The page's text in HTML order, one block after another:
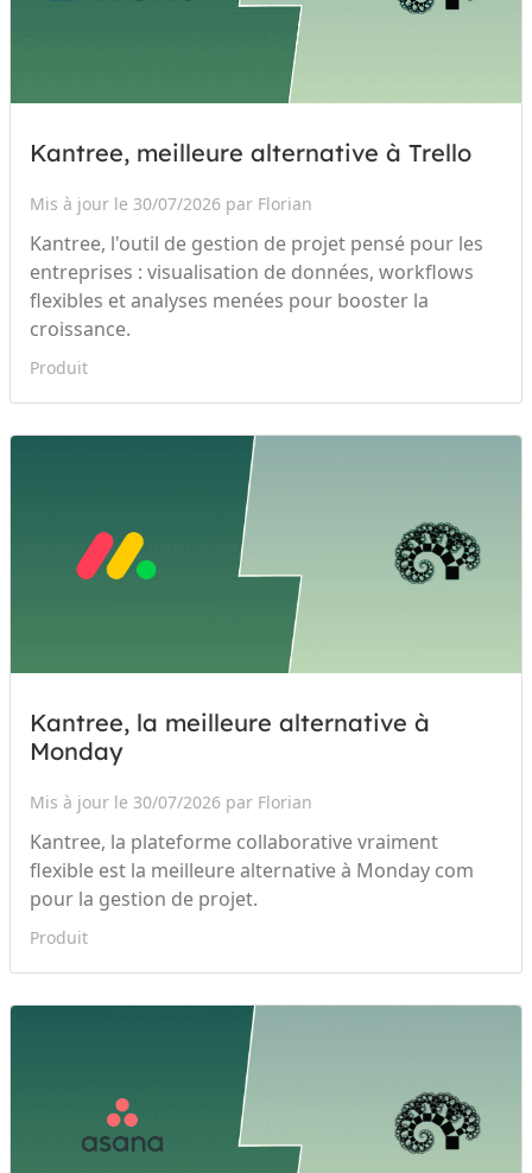
Kantree, meilleure alternative à Trello
Mis à jour le 30/07/2026 par Florian
Kantree, l'outil de gestion de projet pensé pour les
entreprises : visualisation de données, workflows
flexibles et analyses menées pour booster la
croissance.
Produit
Kantree, la meilleure alternative à
Monday
Mis à jour le 30/07/2026 par Florian
Kantree, la plateforme collaborative vraiment
flexible est la meilleure alternative à Monday com
pour la gestion de projet.
Produit